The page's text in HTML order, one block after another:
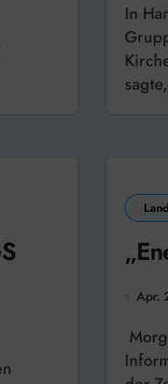
In Hameln findet eine neue rechtsorientierte
Apr.
Morgen gibt es in Osterwald einen